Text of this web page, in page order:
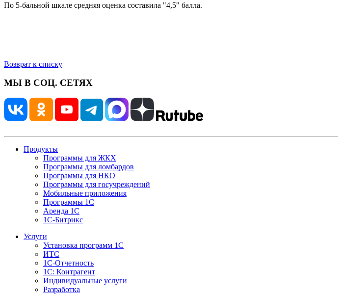
По 5-бальной шкале средняя оценка составила "4,5" балла.
Возврат к списку
МЫ В СОЦ. СЕТЯХ
Продукты
Программы для ЖКХ
Программы для ломбардов
Программы для НКО
Программы для госучреждений
Мобильные приложения
Программы 1С
Аренда 1С
1С-Битрикс
Услуги
Установка программ 1С
ИТС
1С-Отчетность
1С: Контрагент
Индивидуальные услуги
Разработка